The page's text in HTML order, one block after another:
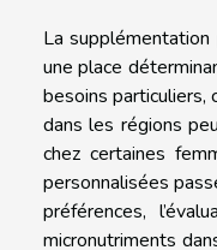
La
une place
besoins particuliers,
dans les régions
chez certaines
personnalisées
préférences,
micronutriments